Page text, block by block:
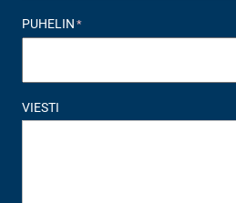
PUHELIN *
VIESTI